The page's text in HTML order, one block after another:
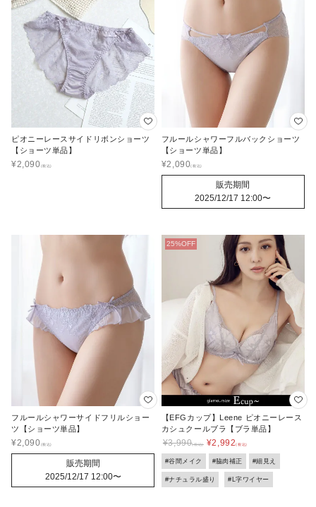
ピオニーレースサイドリボンショーツ
【ショーツ単品】
¥2,090
フルールシャワーフルバックショーツ
【ショーツ単品】
¥2,090
販売期間
2025/12/17 12:00〜
フルールシャワーサイドフリルショー
ツ【ショーツ単品】
¥2,090
販売期間
2025/12/17 12:00〜
【EFGカップ】Leene ピオニーレース
カシュクールブラ【ブラ単品】
¥3,990 ¥2,992
#谷間メイク #脇肉補正 #細見え
#ナチュラル盛り #L字ワイヤー